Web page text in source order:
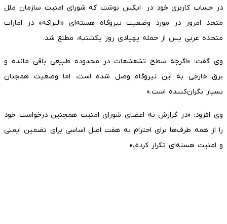
در حساب کاربری خود در ایکس نوشت که شورای امنیت سازمان ملل
متحد امروز در مورد وضعیت نیروگاه هسته‌ای «البراکه» در امارات
متحده عربی پس از حمله پهپادی روز یکشنبه، مطلع شد.
وی گفت: «‌اگرچه سطح تشعشعات در محدوده طبیعی باقی مانده و
برق خارجی به این نیروگاه وصل شده است، اما وضعیت همچنان
بسیار نگران‌کننده است.»
وی افزود: «در گزارش به اعضای شورای امنیت همچنین درخواست خود
را از همه طرف‌ها برای احترام به هفت اصل اساسی برای تضمین ایمنی
و امنیت هسته‌ای تکرار کردم.»